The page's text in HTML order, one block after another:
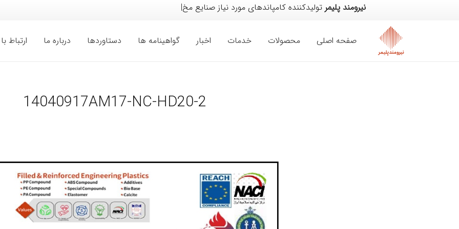
نیرومند پلیمر تولیدکننده کامپاندهای مورد نیاز صنایع مختلف خودر
صفحه اصلی محصولات خدمات اخبار گواهینامه ها دستاوردها درباره ما ارتباط
14040917AM17-NC-HD20-2